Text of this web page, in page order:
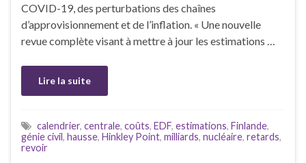
COVID-19, des perturbations des chaînes
d’approvisionnement et de l’inflation. « Une nouvelle
revue complète visant à mettre à jour les estimations …
Lire la suite
calendrier, centrale, coûts, EDF, estimations, Finlande,
génie civil, hausse, Hinkley Point, milliards, nucléaire, retards,
revoir